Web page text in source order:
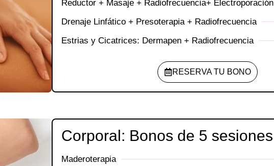
Reductor + Masaje + Radiofrecuencia+ Electroporación
Drenaje Linfático + Presoterapia + Radiofrecuencia
Estrias y Cicatrices: Dermapen + Radiofrecuencia
RESERVA TU BONO
Corporal: Bonos de 5 sesiones
Maderoterapia